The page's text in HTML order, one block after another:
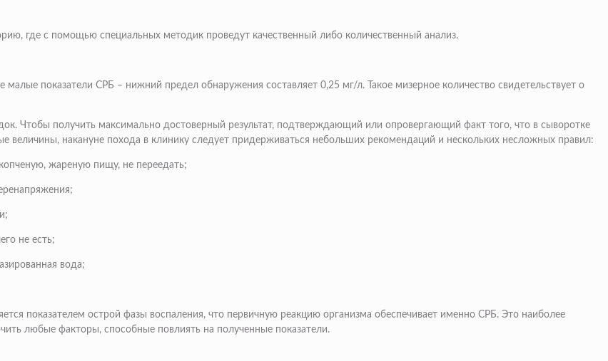
где с помощью специальных методик проведут качественный либо количественный анализ.
показатели СРБ – нижний предел обнаружения составляет 0,25 мг/л. Такое мизерное количество свидетельствует о
Чтобы получить максимально достоверный результат, подтверждающий или опровергающий факт того, что в сыворотке
величины, накануне похода в клинику следует придерживаться небольших рекомендаций и нескольких несложных правил:
жареную пищу, не переедать;
не есть;
вода;
показателем острой фазы воспаления, что первичную реакцию организма обеспечивает именно СРБ. Это наиболее
любые факторы, способные повлиять на полученные показатели.